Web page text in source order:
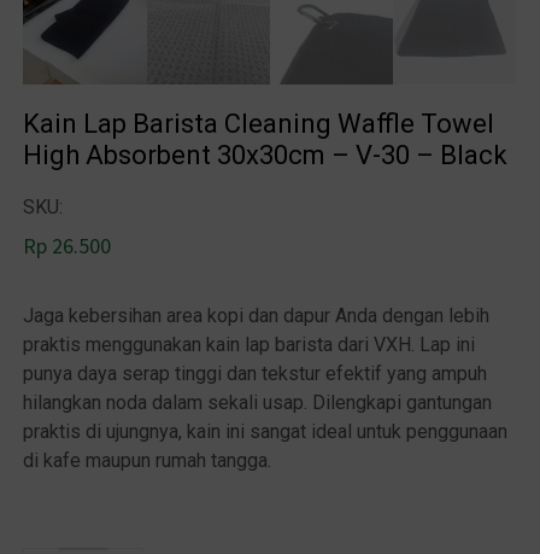
Kain Lap Barista Cleaning Waffle Towel
High Absorbent 30x30cm – V-30 – Black
SKU:
Rp 26.500
Jaga kebersihan area kopi dan dapur Anda dengan lebih
praktis menggunakan kain lap barista dari VXH. Lap ini
punya daya serap tinggi dan tekstur efektif yang ampuh
hilangkan noda dalam sekali usap. Dilengkapi gantungan
praktis di ujungnya, kain ini sangat ideal untuk penggunaan
di kafe maupun rumah tangga.